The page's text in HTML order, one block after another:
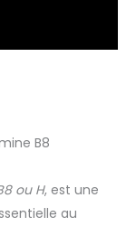
B8
ou H, est une
au